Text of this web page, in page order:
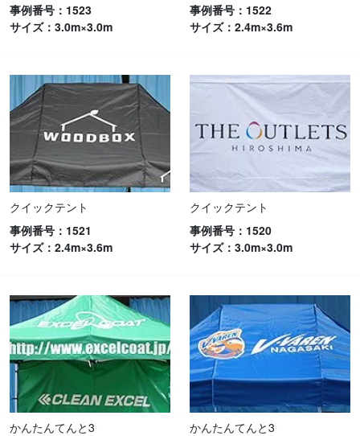
事例番号：1523
サイズ：3.0m×3.0m
事例番号：1522
サイズ：2.4m×3.6m
クイックテント
事例番号：1521
サイズ：2.4m×3.6m
クイックテント
事例番号：1520
サイズ：3.0m×3.0m
かんたんてんと3
かんたんてんと3